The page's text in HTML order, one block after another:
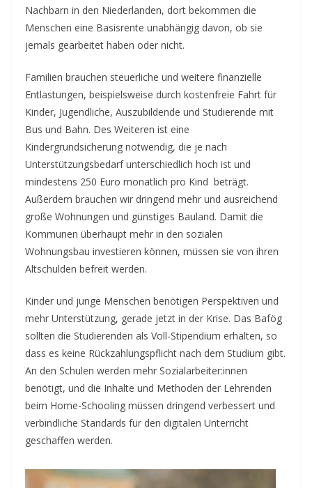
Nachbarn in den Niederlanden, dort bekommen die
Menschen eine Basisrente unabhängig davon, ob sie
jemals gearbeitet haben oder nicht.
Familien brauchen steuerliche und weitere finanzielle
Entlastungen, beispielsweise durch kostenfreie Fahrt für
Kinder, Jugendliche, Auszubildende und Studierende mit
Bus und Bahn. Des Weiteren ist eine
Kindergrundsicherung notwendig, die je nach
Unterstützungsbedarf unterschiedlich hoch ist und
mindestens 250 Euro monatlich pro Kind beträgt.
Außerdem brauchen wir dringend mehr und ausreichend
große Wohnungen und günstiges Bauland. Damit die
Kommunen überhaupt mehr in den sozialen
Wohnungsbau investieren können, müssen sie von ihren
Altschulden befreit werden.
Kinder und junge Menschen benötigen Perspektiven und
mehr Unterstützung, gerade jetzt in der Krise. Das Bafög
sollten die Studierenden als Voll-Stipendium erhalten, so
dass es keine Rückzahlungspflicht nach dem Studium gibt.
An den Schulen werden mehr Sozialarbeiter:innen
benötigt, und die Inhalte und Methoden der Lehrenden
beim Home-Schooling müssen dringend verbessert und
verbindliche Standards für den digitalen Unterricht
geschaffen werden.